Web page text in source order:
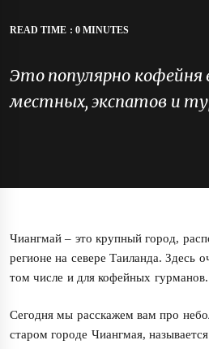
READ TIME : 0 MINUTES
Это популярно кофейня
местных, экспатов и
Чиангмай – это крупный город,
регионе на севере Таиланда. Здесь
том числе и для кофейных гурманов.
Сегодня мы расскажем вам про
старом городе Чиангмая,